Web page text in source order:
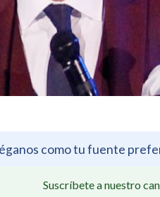
como tu fuente
Suscríbete a nuestro